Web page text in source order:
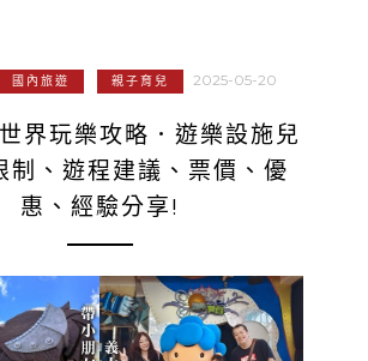
國內旅遊 親子育兒 2025-05-20
界玩樂攻略．遊樂設施兒
制、遊程建議、票價、優
惠、經驗分享!